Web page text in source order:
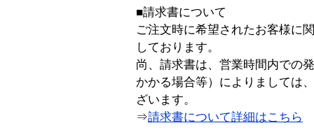
■請求書について
ご注文時に希望されたお客様に
しております。
尚、請求書は、営業時間内での
かかる場合等）によりましては
ざいます。
⇒請求書について詳細はこちら